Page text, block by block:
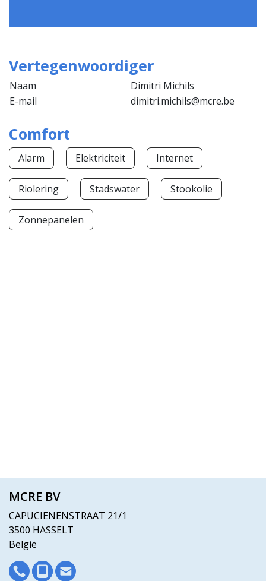
Vertegenwoordiger
Naam
Dimitri Michils
E-mail
dimitri.michils@mcre.be
Comfort
Alarm Elektriciteit Internet
Riolering Stadswater Stookolie
Zonnepanelen
MCRE BV
CAPUCIENENSTRAAT 21/1
3500 HASSELT
België